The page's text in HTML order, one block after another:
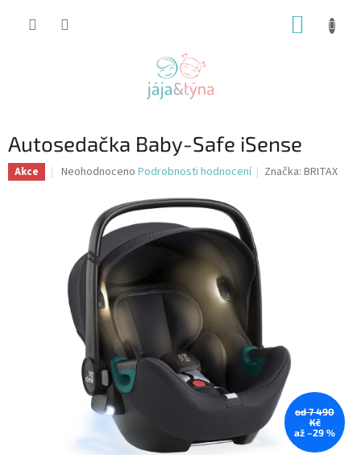
Autosedačka Baby-Safe iSense
Akce
Průměrné
hvězdiček.
Neohodnoceno Podrobnosti hodnocení Značka:BRITAX
od 7 490
Kč
až –29 %